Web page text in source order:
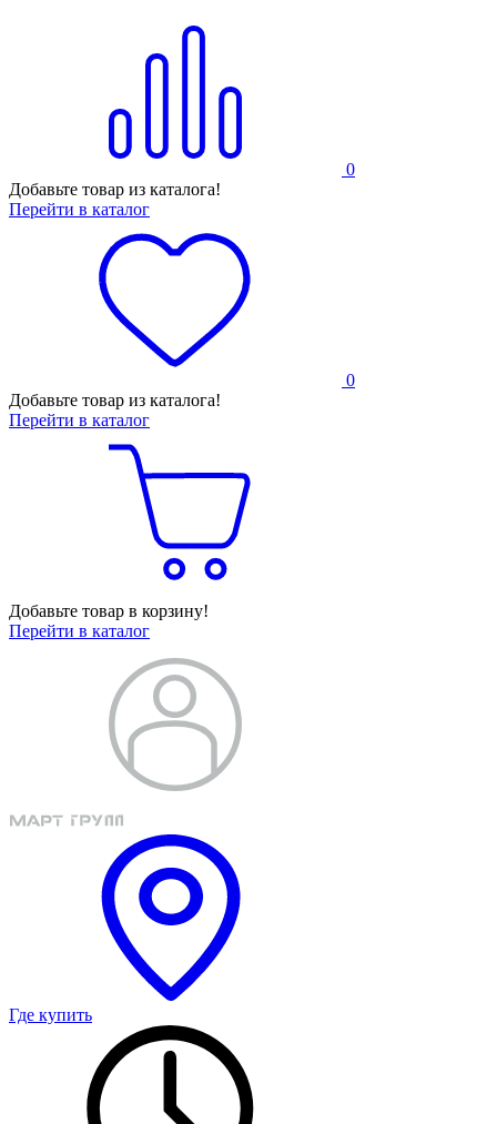
0
Добавьте товар из каталога!
Перейти в каталог
0
Добавьте товар из каталога!
Перейти в каталог
Добавьте товар в корзину!
Перейти в каталог
Где купить